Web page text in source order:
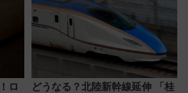
ロ
どうなる？北陸新幹線延伸 「桂